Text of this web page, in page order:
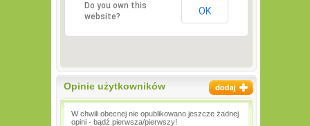
Do you own this
website?
OK
Opinie użytkowników
W chwili obecnej nie opublikowano jeszcze żadnej
opini - bądź pierwsza/pierwszy!